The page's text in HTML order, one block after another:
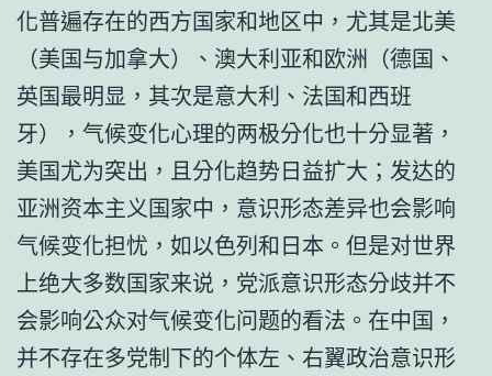
化普遍存在的西方国家和地区中，尤其是北美
（美国与加拿大）、澳大利亚和欧洲（德国、
英国最明显，其次是意大利、法国和西班
牙），气候变化心理的两极分化也十分显著，
美国尤为突出，且分化趋势日益扩大；发达的
亚洲资本主义国家中，意识形态差异也会影响
气候变化担忧，如以色列和日本。但是对世界
上绝大多数国家来说，党派意识形态分歧并不
会影响公众对气候变化问题的看法。在中国，
并不存在多党制下的个体左、右翼政治意识形